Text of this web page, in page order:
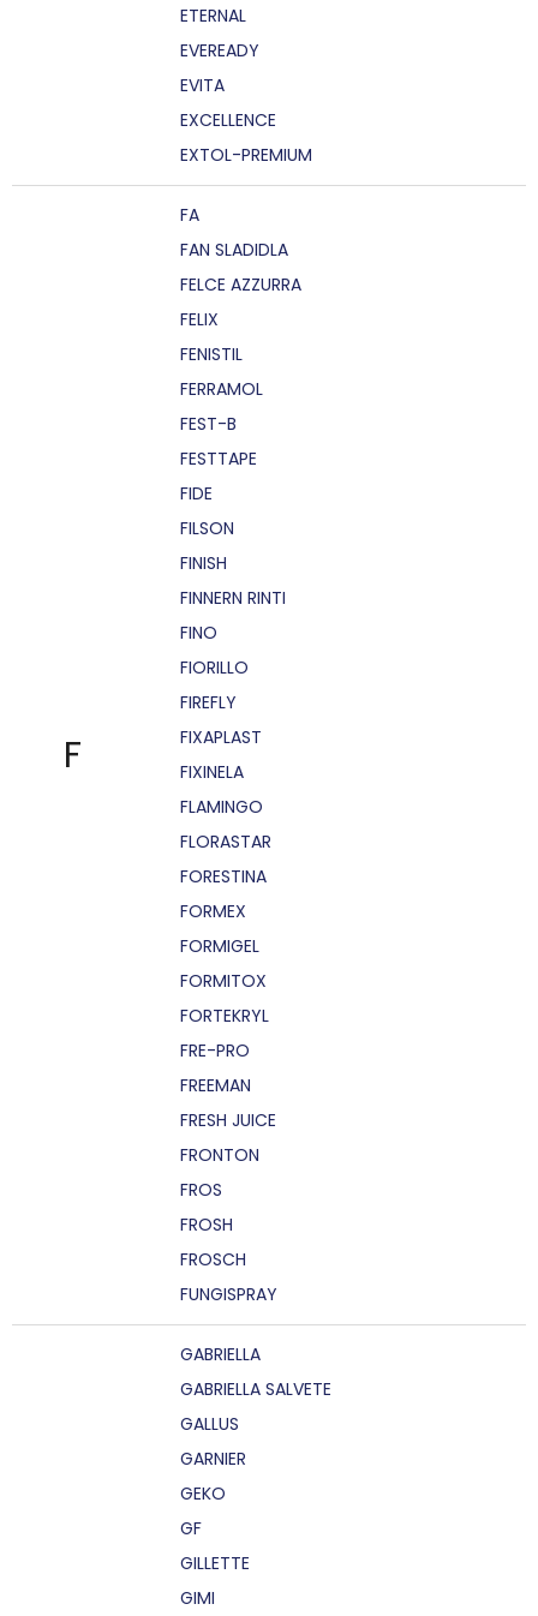
ETERNAL
EVEREADY
EVITA
EXCELLENCE
EXTOL-PREMIUM
F
FA
FAN SLADIDLA
FELCE AZZURRA
FELIX
FENISTIL
FERRAMOL
FEST-B
FESTTAPE
FIDE
FILSON
FINISH
FINNERN RINTI
FINO
FIORILLO
FIREFLY
FIXAPLAST
FIXINELA
FLAMINGO
FLORASTAR
FORESTINA
FORMEX
FORMIGEL
FORMITOX
FORTEKRYL
FRE-PRO
FREEMAN
FRESH JUICE
FRONTON
FROS
FROSH
FROSCH
FUNGISPRAY
GABRIELLA
GABRIELLA SALVETE
GALLUS
GARNIER
GEKO
GF
GILLETTE
GIMI